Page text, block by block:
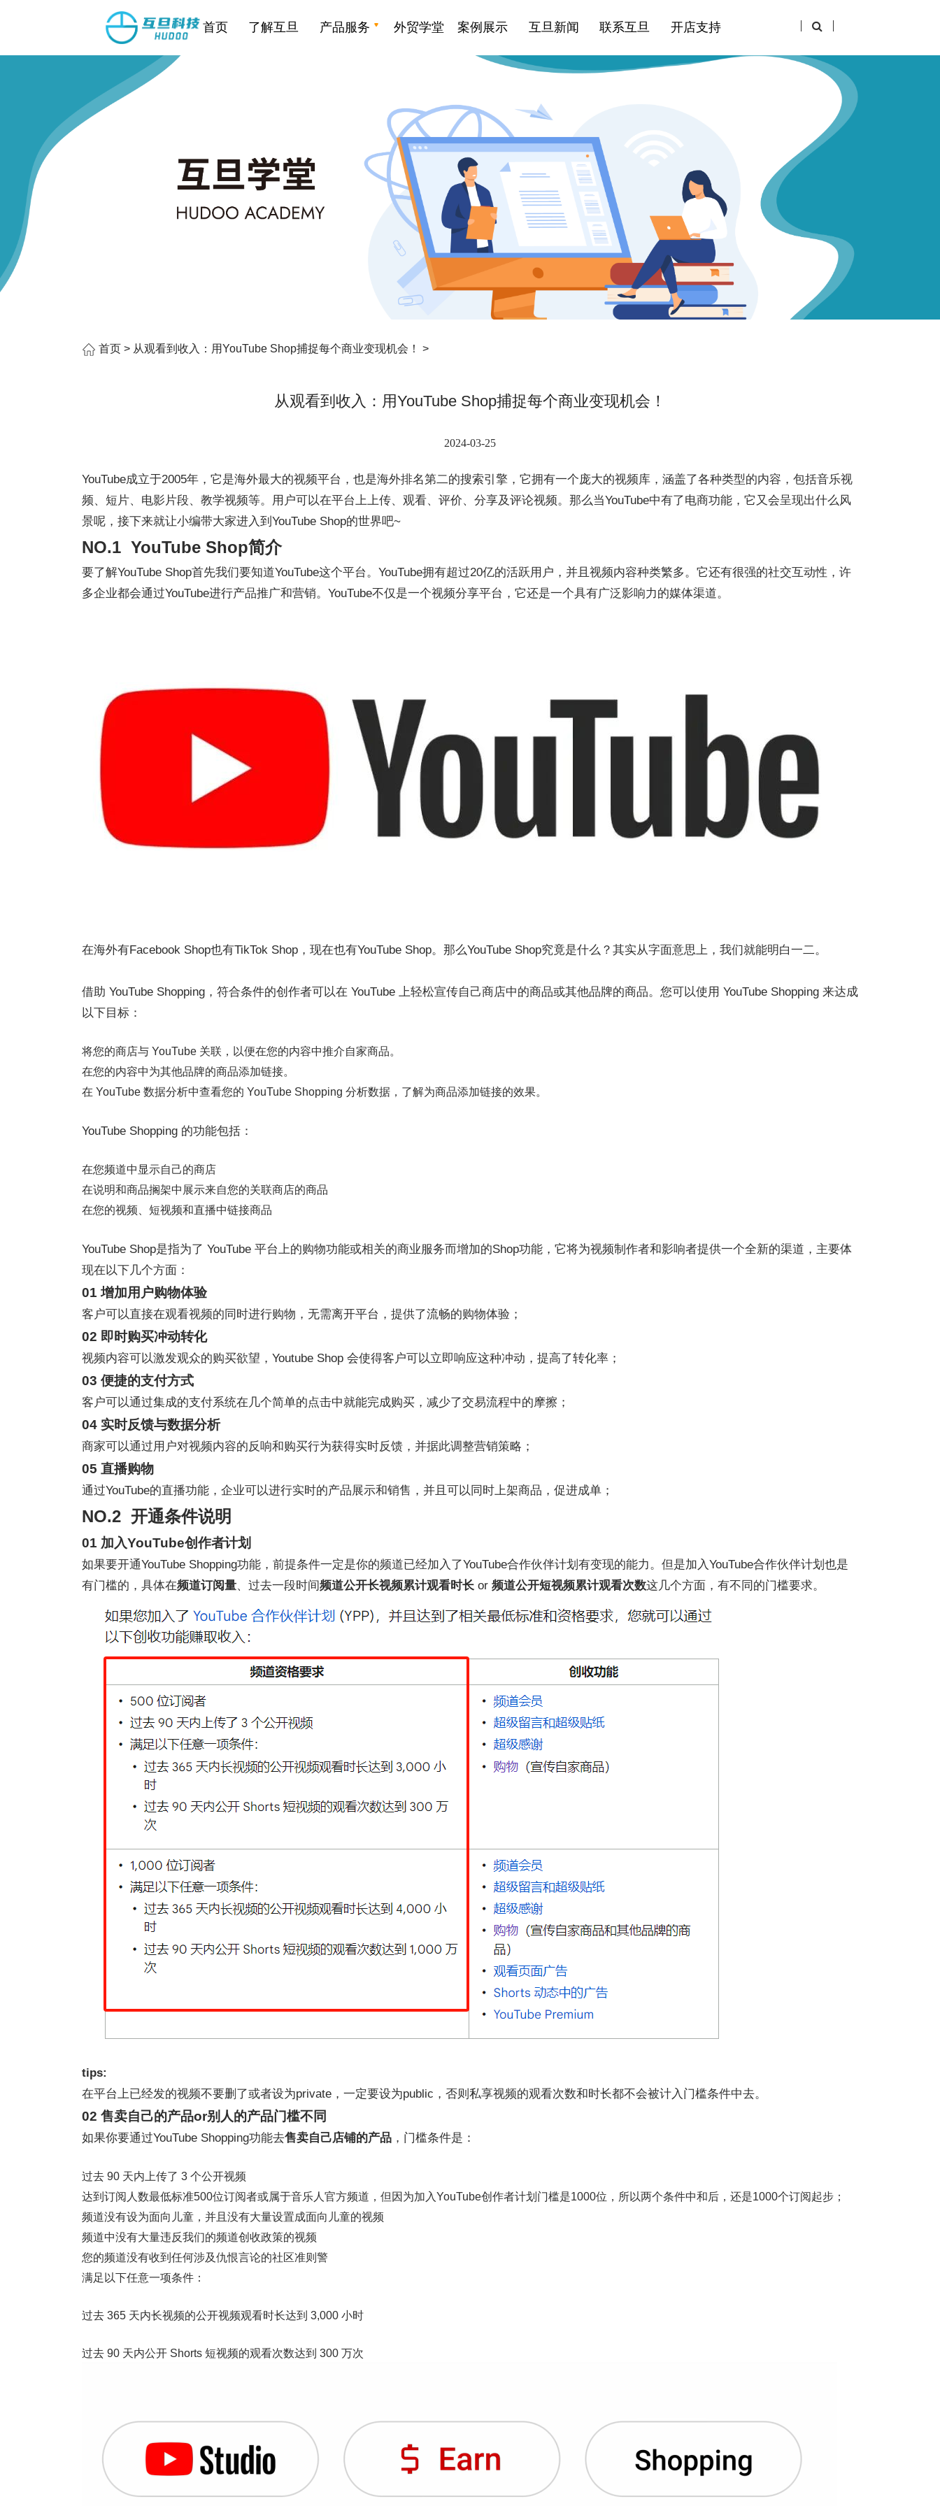
首页 了解互旦 产品服务 外贸学堂 案例展示 互旦新闻 联系互旦 开店支持
首页 > 从观看到收入：用YouTube Shop捕捉每个商业变现机会！ >
从观看到收入：用YouTube Shop捕捉每个商业变现机会！
2024-03-25
YouTube成立于2005年，它是海外最大的视频平台，也是海外排名第二的搜索引擎，它拥有一个庞大的视频库，涵盖了各种类型的内容，包括音乐视
频、短片、电影片段、教学视频等。用户可以在平台上上传、观看、评价、分享及评论视频。那么当YouTube中有了电商功能，它又会呈现出什么风
景呢，接下来就让小编带大家进入到YouTube Shop的世界吧~
NO.1 YouTube Shop简介
要了解YouTube Shop首先我们要知道YouTube这个平台。YouTube拥有超过20亿的活跃用户，并且视频内容种类繁多。它还有很强的社交互动性，许
多企业都会通过YouTube进行产品推广和营销。YouTube不仅是一个视频分享平台，它还是一个具有广泛影响力的媒体渠道。
在海外有Facebook Shop也有TikTok Shop，现在也有YouTube Shop。那么YouTube Shop究竟是什么？其实从字面意思上，我们就能明白一二。
借助 YouTube Shopping，符合条件的创作者可以在 YouTube 上轻松宣传自己商店中的商品或其他品牌的商品。您可以使用 YouTube Shopping 来达成
以下目标：
将您的商店与 YouTube 关联，以便在您的内容中推介自家商品。
在您的内容中为其他品牌的商品添加链接。
在 YouTube 数据分析中查看您的 YouTube Shopping 分析数据，了解为商品添加链接的效果。
YouTube Shopping 的功能包括：
在您频道中显示自己的商店
在说明和商品搁架中展示来自您的关联商店的商品
在您的视频、短视频和直播中链接商品
YouTube Shop是指为了 YouTube 平台上的购物功能或相关的商业服务而增加的Shop功能，它将为视频制作者和影响者提供一个全新的渠道，主要体
现在以下几个方面：
01 增加用户购物体验
客户可以直接在观看视频的同时进行购物，无需离开平台，提供了流畅的购物体验；
02 即时购买冲动转化
视频内容可以激发观众的购买欲望，Youtube Shop 会使得客户可以立即响应这种冲动，提高了转化率；
03 便捷的支付方式
客户可以通过集成的支付系统在几个简单的点击中就能完成购买，减少了交易流程中的摩擦；
04 实时反馈与数据分析
商家可以通过用户对视频内容的反响和购买行为获得实时反馈，并据此调整营销策略；
05 直播购物
通过YouTube的直播功能，企业可以进行实时的产品展示和销售，并且可以同时上架商品，促进成单；
NO.2 开通条件说明
01 加入YouTube创作者计划
如果要开通YouTube Shopping功能，前提条件一定是你的频道已经加入了YouTube合作伙伴计划有变现的能力。但是加入YouTube合作伙伴计划也是
有门槛的，具体在频道订阅量、过去一段时间频道公开长视频累计观看时长 or 频道公开短视频累计观看次数这几个方面，有不同的门槛要求。
tips:
在平台上已经发的视频不要删了或者设为private，一定要设为public，否则私享视频的观看次数和时长都不会被计入门槛条件中去。
02 售卖自己的产品or别人的产品门槛不同
如果你要通过YouTube Shopping功能去售卖自己店铺的产品 ，门槛条件是：
过去 90 天内上传了 3 个公开视频
达到订阅人数最低标准500位订阅者或属于音乐人官方频道，但因为加入YouTube创作者计划门槛是1000位，所以两个条件中和后，还是1000个订阅起步；
频道没有设为面向儿童，并且没有大量设置成面向儿童的视频
频道中没有大量违反我们的频道创收政策的视频
您的频道没有收到任何涉及仇恨言论的社区准则警
满足以下任意一项条件：
过去 365 天内长视频的公开视频观看时长达到 3,000 小时
过去 90 天内公开 Shorts 短视频的观看次数达到 300 万次